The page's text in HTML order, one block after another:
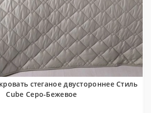
стеганое двустороннее Стиль
Cube Серо-Бежевое